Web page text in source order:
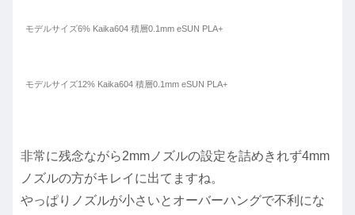
モデルサイズ6% Kaika604 積層0.1mm eSUN PLA+
モデルサイズ12% Kaika604 積層0.1mm eSUN PLA+
非常に残念ながら2mmノズルの設定を詰めきれず4mm
ノズルの方がキレイに出てますね。
やっぱりノズルが小さいとオーバーハングで不利にな